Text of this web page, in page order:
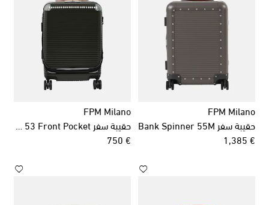
FPM Milano
حقيبة سفر Bank Spinner 55M
€ 1,385
original price
FPM Milano
حقيبة سفر Bank Light spinner 53 Front Pocket
€ 750
original price